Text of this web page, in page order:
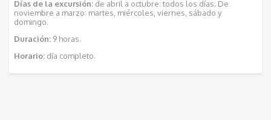
Días de la excursión: de abril a octubre: todos los días; De
noviembre a marzo: martes, miércoles, viernes, sábado y
domingo.
Duración: 9 horas.
Horario: día completo.